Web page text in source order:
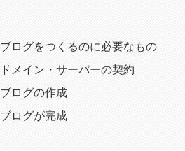
ブログをつくるのに必要なもの
ドメイン・サーバーの契約
ブログの作成
ブログが完成